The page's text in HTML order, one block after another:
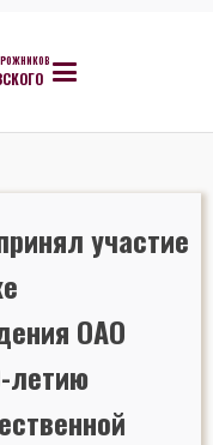
участие
ОАО